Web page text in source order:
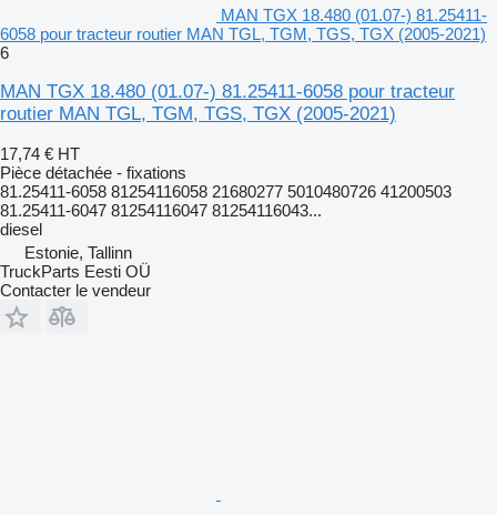
MAN TGX 18.480 (01.07-) 81.25411-
6058 pour tracteur routier MAN TGL, TGM, TGS, TGX (2005-2021)
6
MAN TGX 18.480 (01.07-) 81.25411-6058 pour tracteur
routier MAN TGL, TGM, TGS, TGX (2005-2021)
17,74 € HT
Pièce détachée - fixations
81.25411-6058 81254116058 21680277 5010480726 41200503
81.25411-6047 81254116047 81254116043...
diesel
Estonie, Tallinn
TruckParts Eesti OÜ
Contacter le vendeur